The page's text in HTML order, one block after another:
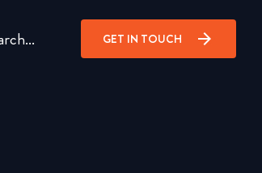
GET IN TOUCH arrow_forward